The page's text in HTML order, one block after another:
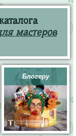
мастеров
Блогеру